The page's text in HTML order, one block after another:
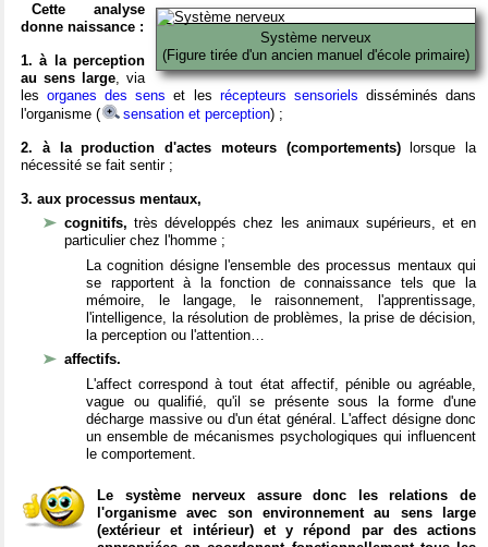
Système nerveux
(Figure tirée d'un ancien manuel d'école primaire)
Cette analyse
donne naissance :
1. à la perception
au sens large, via
lesorganes des sens et les récepteurs sensoriels disséminés dans
l'organisme (
sensation et perception) ;
2. à la production d'actes moteurs (comportements)lorsque la
nécessité se fait sentir ;
3. aux processus mentaux,
cognitifs,très développés chez les animaux supérieurs, et en
particulier chez l'homme ;
La cognition désigne l'ensemble des processus mentaux qui
se rapportent à la fonction de connaissance tels que la
mémoire, le langage, le raisonnement, l'apprentissage,
l'intelligence, la résolution de problèmes, la prise de décision,
la perception ou l'attention…
affectifs.
L'affect correspond à tout état affectif, pénible ou agréable,
vague ou qualifié, qu'il se présente sous la forme d'une
décharge massive ou d'un état général. L'affect désigne donc
un ensemble de mécanismes psychologiques qui influencent
le comportement.
Le système nerveux assure donc les relations de
l'organisme avec son environnement au sens large
(extérieur et intérieur) et y répond par des actions